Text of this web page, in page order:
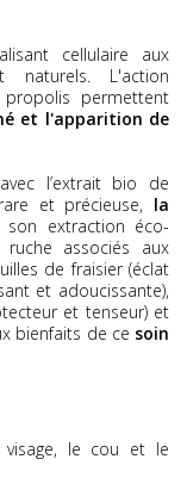
cellulaire aux
naturels. L'action
permettent
et l'apparition de
l’extrait bio de
et précieuse, la
extraction éco-
associés aux
de fraisier (éclat
et adoucissante),
et tenseur) et
bienfaits de ce soin
le cou et le